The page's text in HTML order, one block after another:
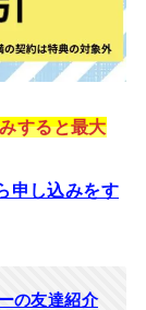
すると最大
申し込みをす
の友達紹介